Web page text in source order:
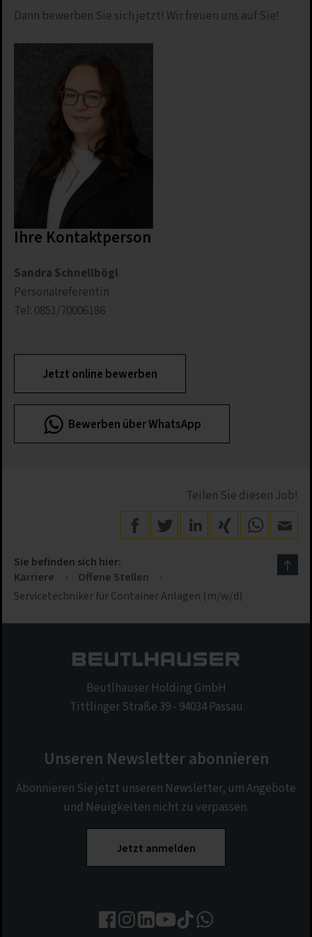
Dann bewerben Sie sich jetzt! Wir freuen uns auf Sie!
Ihre Kontaktperson
Sandra Schnellbögl
Personalreferentin
Tel: 0851/70006186
Jetzt online bewerben
Bewerben über WhatsApp
Teilen Sie diesen Job!
Sie befinden sich hier:
Karriere
› Offene Stellen
›
Servicetechniker für Container Anlagen (m/w/d)
Beutlhauser Holding GmbH
Tittlinger Straße 39 - 94034 Passau
Unseren Newsletter abonnieren
Abonnieren Sie jetzt unseren Newsletter, um Angebote
und Neuigkeiten nicht zu verpassen.
Jetzt anmelden